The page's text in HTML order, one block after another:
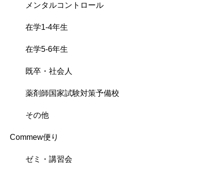
メンタルコントロール
在学1-4年生
在学5-6年生
既卒・社会人
薬剤師国家試験対策予備校
その他
Commew便り
ゼミ・講習会